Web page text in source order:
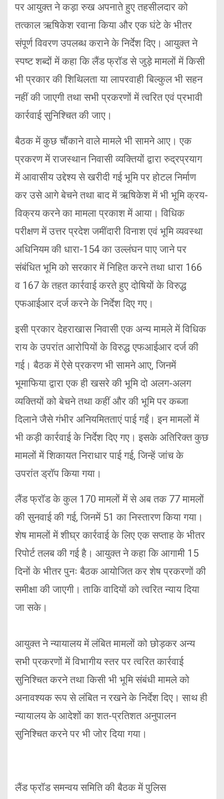
पर आयुक्त ने कड़ा रुख अपनाते हुए तहसीलदार को
तत्काल ऋषिकेश रवाना किया और एक घंटे के भीतर
संपूर्ण विवरण उपलब्ध कराने के निर्देश दिए। आयुक्त ने
स्पष्ट शब्दों में कहा कि लैंड फ्रॉड से जुड़े मामलों में किसी
भी प्रकार की शिथिलता या लापरवाही बिल्कुल भी सहन
नहीं की जाएगी तथा सभी प्रकरणों में त्वरित एवं प्रभावी
कार्रवाई सुनिश्चित की जाए।
बैठक में कुछ चौंकाने वाले मामले भी सामने आए। एक
प्रकरण में राजस्थान निवासी व्यक्तियों द्वारा रुद्रप्रयाग
में आवासीय उद्देश्य से खरीदी गई भूमि पर होटल निर्माण
कर उसे आगे बेचने तथा बाद में ऋषिकेश में भी भूमि क्रय-
विक्रय करने का मामला प्रकाश में आया। विधिक
परीक्षण में उत्तर प्रदेश जमींदारी विनाश एवं भूमि व्यवस्था
अधिनियम की धारा-154 का उल्लंघन पाए जाने पर
संबंधित भूमि को सरकार में निहित करने तथा धारा 166
व 167 के तहत कार्रवाई करते हुए दोषियों के विरुद्ध
एफआईआर दर्ज करने के निर्देश दिए गए।
इसी प्रकार देहराखास निवासी एक अन्य मामले में विधिक
राय के उपरांत आरोपियों के विरुद्ध एफआईआर दर्ज की
गई। बैठक में ऐसे प्रकरण भी सामने आए, जिनमें
भूमाफिया द्वारा एक ही खसरे की भूमि दो अलग-अलग
व्यक्तियों को बेचने तथा कहीं और की भूमि पर कब्जा
दिलाने जैसे गंभीर अनियमितताएं पाई गईं। इन मामलों में
भी कड़ी कार्रवाई के निर्देश दिए गए। इसके अतिरिक्त कुछ
मामलों में शिकायत निराधार पाई गई, जिन्हें जांच के
उपरांत ड्रॉप किया गया।
लैंड फ्रॉड के कुल 170 मामलों में से अब तक 77 मामलों
की सुनवाई की गई, जिनमें 51 का निस्तारण किया गया।
शेष मामलों में शीघ्र कार्रवाई के लिए एक सप्ताह के भीतर
रिपोर्ट तलब की गई है। आयुक्त ने कहा कि आगामी 15
दिनों के भीतर पुनः बैठक आयोजित कर शेष प्रकरणों की
समीक्षा की जाएगी। ताकि वादियों को त्वरित न्याय दिया
जा सके।
आयुक्त ने न्यायालय में लंबित मामलों को छोड़कर अन्य
सभी प्रकरणों में विभागीय स्तर पर त्वरित कार्रवाई
सुनिश्चित करने तथा किसी भी भूमि संबंधी मामले को
अनावश्यक रूप से लंबित न रखने के निर्देश दिए। साथ ही
न्यायालय के आदेशों का शत-प्रतिशत अनुपालन
सुनिश्चित करने पर भी जोर दिया गया।
लैंड फ्रॉड समन्वय समिति की बैठक में पुलिस